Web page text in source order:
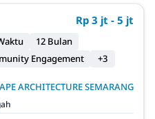
Rp 3 jt - 5 jt
12 Bulan
Engagement +3
ARCHITECTURE SEMARANG